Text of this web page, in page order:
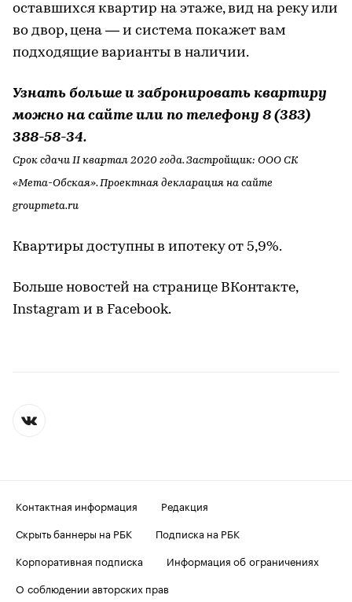
оставшихся квартир на этаже, вид на реку или
во двор, цена — и система покажет вам
подходящие варианты в наличии.
Узнать больше и забронировать квартиру
можно на сайте или по телефону 8 (383)
388-58-34.
Срок сдачи II квартал 2020 года. Застройщик: ООО СК
«Мета-Обская». Проектная декларация на сайте
groupmeta.ru
Квартиры доступны в ипотеку от 5,9%.
Больше новостей на странице ВКонтакте,
Instagram и в Facebook.
Контактная информация
Редакция
Скрыть баннеры на РБК
Подписка на РБК
Корпоративная подписка
Информация об ограничениях
О соблюдении авторских прав